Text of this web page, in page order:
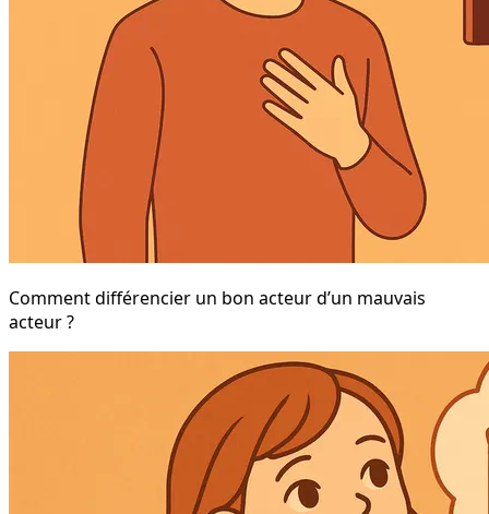
Comment différencier un bon acteur d’un mauvais
acteur ?